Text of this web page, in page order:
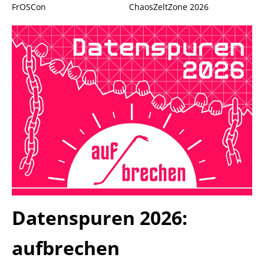
FrOSCon
ChaosZeltZone 2026
Datenspuren 2026:
aufbrechen